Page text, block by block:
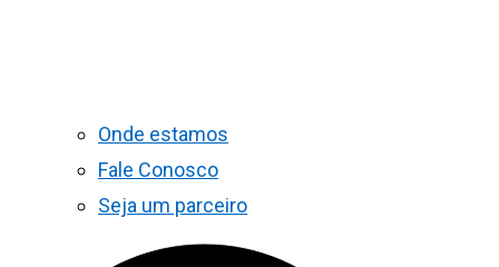
Onde estamos
Fale Conosco
Seja um parceiro